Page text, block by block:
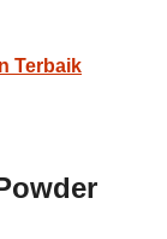
Terbaik